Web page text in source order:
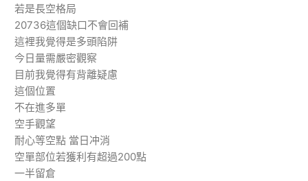
若是長空格局
20736這個缺口不會回補
這裡我覺得是多頭陷阱
今日量需嚴密觀察
目前我覺得有背離疑慮
這個位置
不在進多單
空手觀望
耐心等空點 當日冲消
空單部位若獲利有超過200點
一半留倉